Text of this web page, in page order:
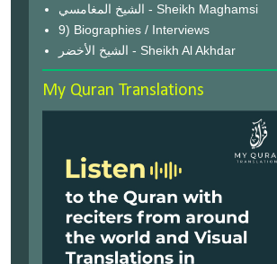
الشيخ المغامسي - Sheikh Maghamsi
9) Biographies / Interviews
الشيخ الأخضر - Sheikh Al Akhdar
My Quran Translations